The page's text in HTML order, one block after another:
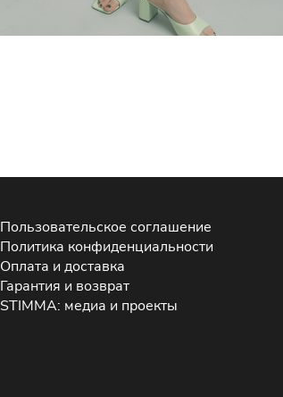
Пользовательское соглашение
Политика конфиденциальности
Оплата и доставка
Гарантия и возврат
STIMMA: медиа и проекты